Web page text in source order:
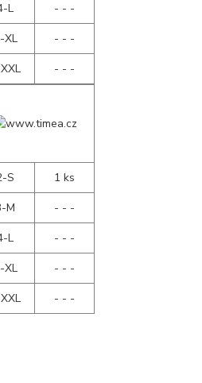
L
- - -
XL
- - -
- - -
S
1 ks
M
- - -
L
- - -
XL
- - -
- - -